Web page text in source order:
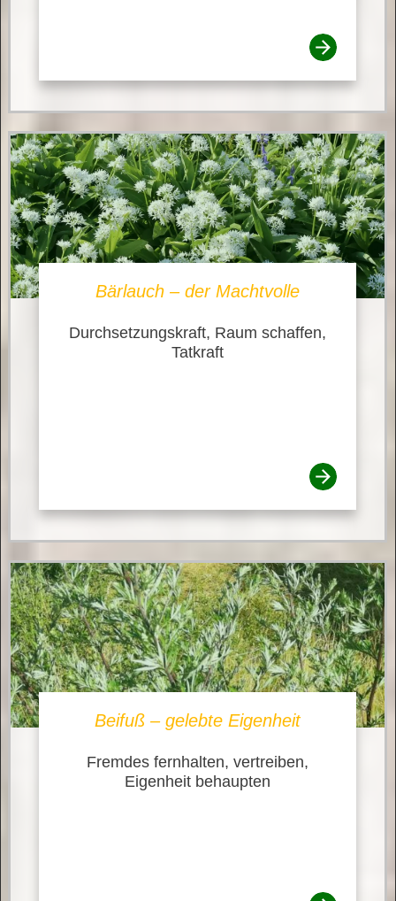
Bärlauch – der Machtvolle
Durchsetzungskraft, Raum schaffen,
Tatkraft
Beifuß – gelebte Eigenheit
Fremdes fernhalten, vertreiben,
Eigenheit behaupten